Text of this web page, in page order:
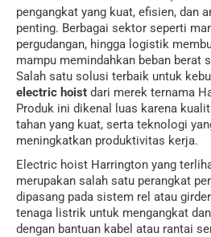
pengangkat yang kuat, efisien, dan
penting. Berbagai sektor seperti
pergudangan, hingga logistik
mampu memindahkan beban berat
Salah satu solusi terbaik untuk
electric hoist dari merek ternama
Produk ini dikenal luas karena
tahan yang kuat, serta teknologi
meningkatkan produktivitas kerja.
Electric hoist Harrington yang
merupakan salah satu perangkat
dipasang pada sistem rel atau
tenaga listrik untuk mengangkat
dengan bantuan kabel atau rantai